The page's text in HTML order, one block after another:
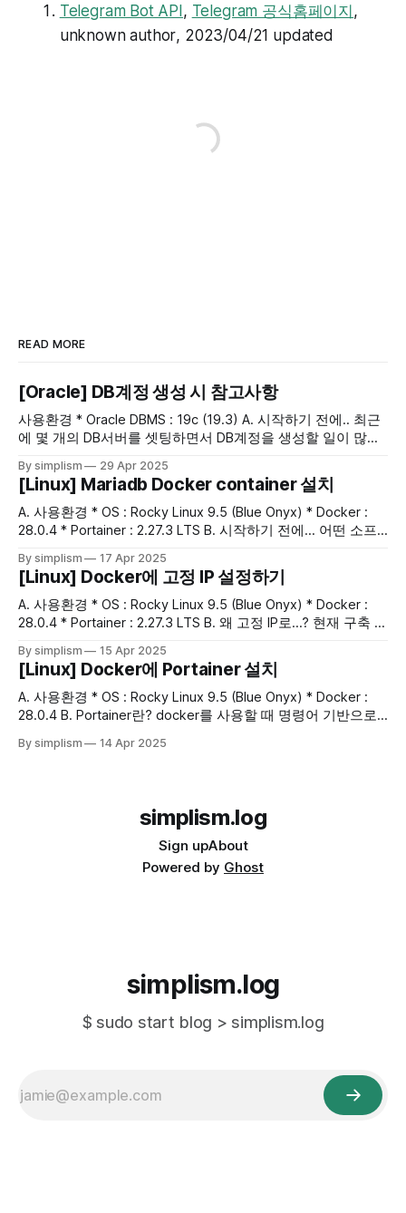
Telegram Bot API, Telegram 공식홈페이지,
unknown author, 2023/04/21 updated
READ MORE
[Oracle] DB계정 생성 시 참고사항
사용환경 * Oracle DBMS : 19c (19.3) A. 시작하기 전에.. 최근
에 몇 개의 DB서버를 셋팅하면서 DB계정을 생성할 일이 많이
지 테스트를 해봤다. 그 내용을 잘 기억하기 위해서 정리해서
적어본다.(누군가한테 도움이 될 수도 있지만 실제론... 이렇게
블로그 포스트로 만들다보면 결국 내 기억에 각인이
By simplism 29 Apr 2025
[Linux] Mariadb Docker container 설치
A. 사용환경 * OS : Rocky Linux 9.5 (Blue Onyx) * Docker :
28.0.4 * Portainer : 2.27.3 LTS B. 시작하기 전에... 어떤 소프
편이다.(요즘엔 SQLite도 많이써서... DB서버가 없어도 되긴하
지만 어쨌든!) 업무적으로 사용할 소프트웨어들을 몇개 검토
해봤는데, 대부분이 MySQL, Mariadb, PostgreSQL이더라. 일
단, 바로 설치해서 사용해볼
By simplism 17 Apr 2025
[Linux] Docker에 고정 IP 설정하기
A. 사용환경 * OS : Rocky Linux 9.5 (Blue Onyx) * Docker :
28.0.4 * Portainer : 2.27.3 LTS B. 왜 고정 IP로...? 현재 구축 중
어들을 운영하는 것이 1단계 목표이다.(나중엔 쿠버네티스 같
은 환경으로...) 각 소프트웨어들에 접속할 때
http://hostip:port와 같은 형태로 사용해도
By simplism 15 Apr 2025
[Linux] Docker에 Portainer 설치
A. 사용환경 * OS : Rocky Linux 9.5 (Blue Onyx) * Docker :
28.0.4 B. Portainer란? docker를 사용할 때 명령어 기반으로
간단하게 설명하면 docker 관리소프트웨어(웹기반)정도로 이
By simplism 14 Apr 2025
simplism.log
Sign upAbout
Powered by Ghost
simplism.log
$ sudo start blog > simplism.log